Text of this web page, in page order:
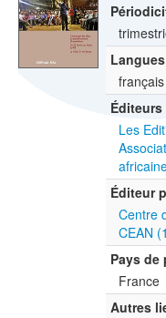
Langues
français
Éditeurs
Les
Éditeur
Centre
CEAN
Pays
France
Autres